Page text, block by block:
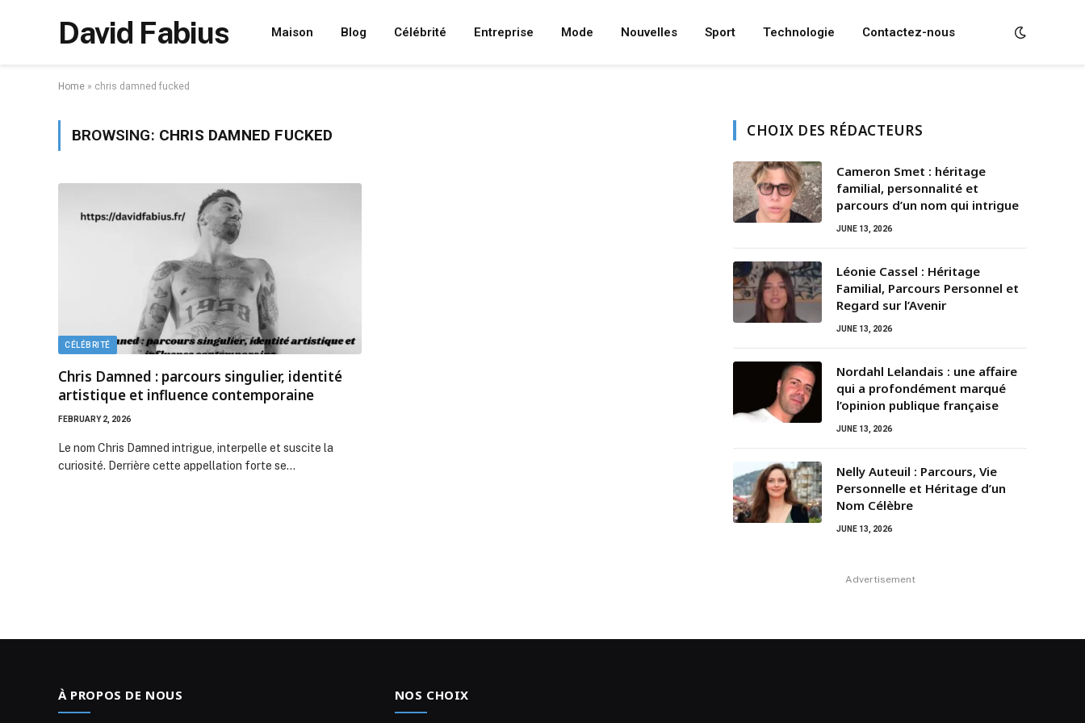
David Fabius Maison Blog Célébrité Entreprise Mode Nouvelles Sport Technologie Contactez-nous
Home » chris damned fucked
BROWSING: CHRIS DAMNED FUCKED
CÉLÉBRITÉ
Chris Damned : parcours singulier, identité
artistique et influence contemporaine
FEBRUARY 2, 2026
Le nom Chris Damned intrigue, interpelle et suscite la
curiosité. Derrière cette appellation forte se…
CHOIX DES RÉDACTEURS
Cameron Smet : héritage
familial, personnalité et
parcours d’un nom qui intrigue
JUNE 13, 2026
Léonie Cassel : Héritage
Familial, Parcours Personnel et
Regard sur l’Avenir
JUNE 13, 2026
Nordahl Lelandais : une affaire
qui a profondément marqué
l’opinion publique française
JUNE 13, 2026
Nelly Auteuil : Parcours, Vie
Personnelle et Héritage d’un
Nom Célèbre
JUNE 13, 2026
Advertisement
À PROPOS DE NOUS NOS CHOIX